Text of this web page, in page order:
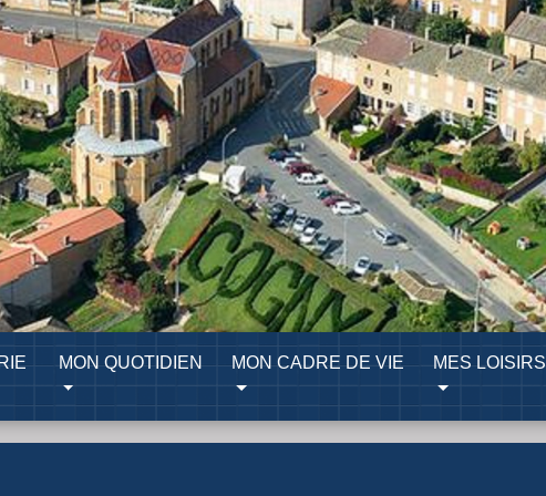
MON QUOTIDIEN MON CADRE DE VIE MES LOISIRS